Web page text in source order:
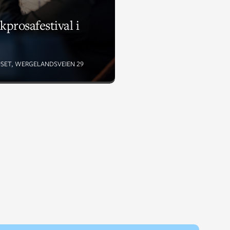
i
WERGELANDSVEIEN 29